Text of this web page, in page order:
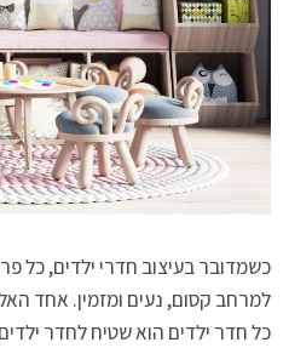
כשמדובר בעיצוב חדרי ילדים, כל
למרחב קסום, נעים ומזמין. אחד
כל חדר ילדים הוא שטיח לחדר